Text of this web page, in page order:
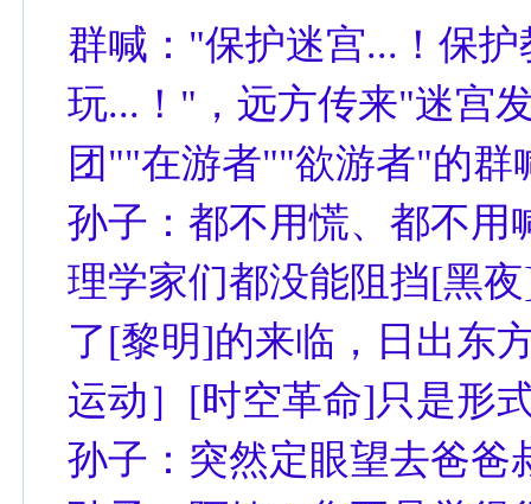
群喊："保护迷宫...！保
玩...！"，远方传来"迷宫
团""在游者""欲游者"的群
孙子：都不用慌、都不用
理学家们都没能阻挡[黑
了[黎明]的来临，日出东
运动］[时空革命]只是形
孙子：突然定眼望去爸爸